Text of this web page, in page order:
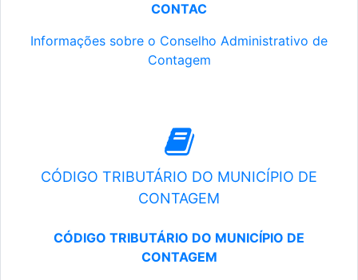
CONTAC
Informações sobre o Conselho Administrativo de
Contagem
CÓDIGO TRIBUTÁRIO DO MUNICÍPIO DE
CONTAGEM
CÓDIGO TRIBUTÁRIO DO MUNICÍPIO DE
CONTAGEM